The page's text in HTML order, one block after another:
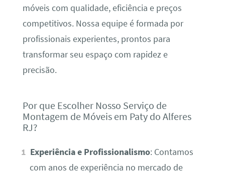
móveis com qualidade, eficiência e preços
competitivos. Nossa equipe é formada por
profissionais experientes, prontos para
transformar seu espaço com rapidez e
precisão.
Por que Escolher Nosso Serviço de
Montagem de Móveis em Paty do Alferes
RJ?
Experiência e Profissionalismo: Contamos
com anos de experiência no mercado de